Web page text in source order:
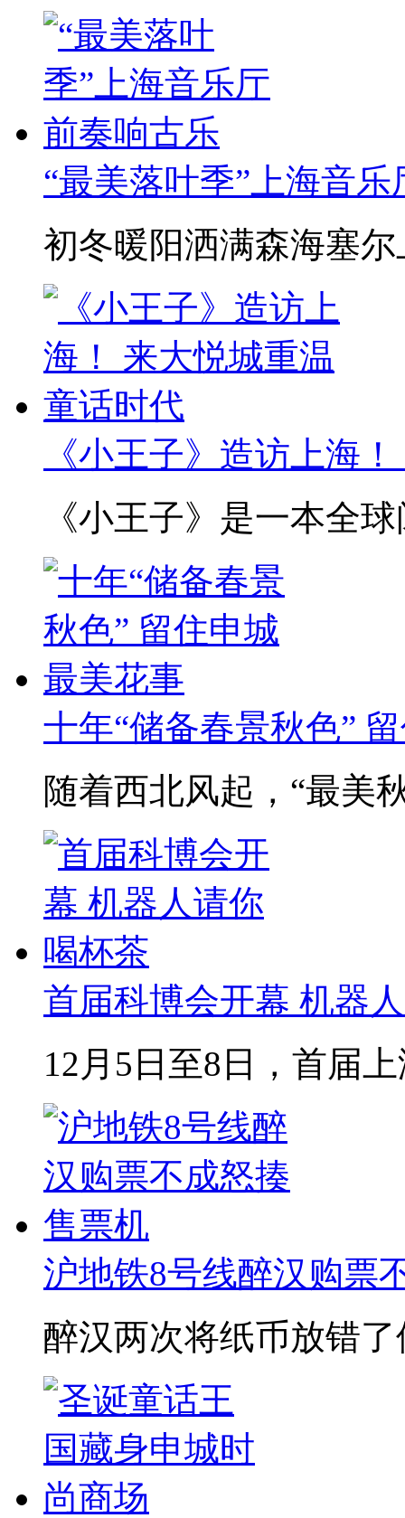
“最美落叶季”上海音
初冬暖阳洒满森海塞
《小王子》造访上海
《小王子》是一本全
十年“储备春景秋色”
随着西北风起，“最美
首届科博会开幕 机器
12月5日至8日，首届
沪地铁8号线醉汉购票
醉汉两次将纸币放错